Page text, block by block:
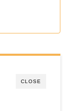
CLOSE